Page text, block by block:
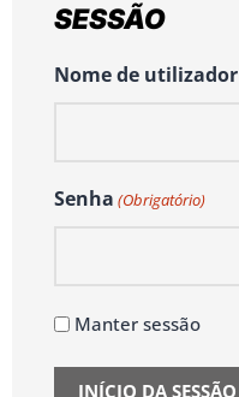
SESSÃO
Nome de utilizador
Senha (Obrigatório)
Manter sessão